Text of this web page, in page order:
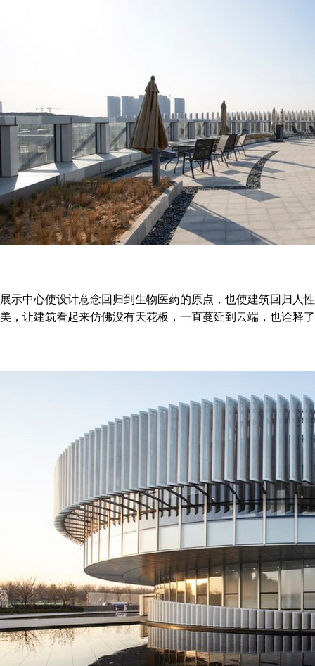
展示中心使设计意念回归到生物医药的原点，也使建筑回归人
美，让建筑看起来仿佛没有天花板，一直蔓延到云端，也诠释